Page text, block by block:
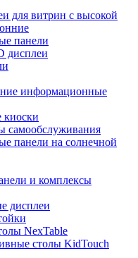
для витрин с высокой
панели
дисплеи
информационные
самообслуживания
панели на солнечной
и комплексы
дисплеи
NexTable
столы KidTouch